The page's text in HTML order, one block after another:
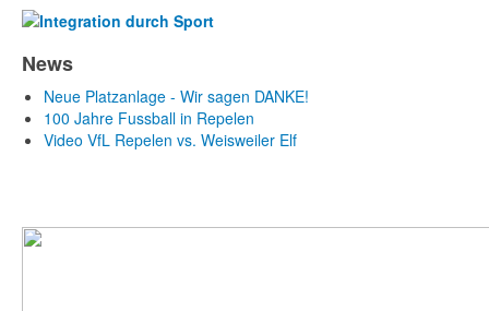
News
Neue Platzanlage - Wir sagen DANKE!
100 Jahre Fussball in Repelen
Video VfL Repelen vs. Weisweiler Elf